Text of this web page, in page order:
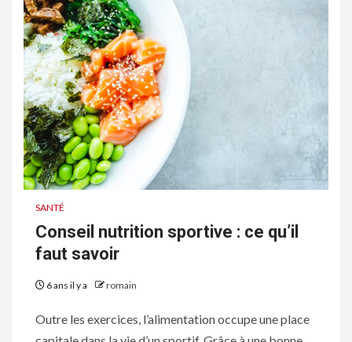
SANTÉ
Conseil nutrition sportive : ce qu’il
faut savoir
6 ans il y a romain
Outre les exercices, l’alimentation occupe une place